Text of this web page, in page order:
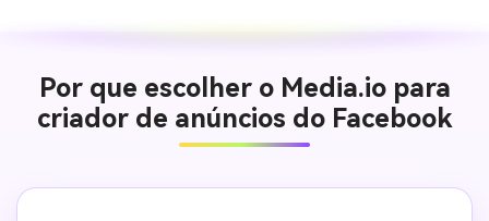
Por que escolher o Media.io para
criador de anúncios do Facebook